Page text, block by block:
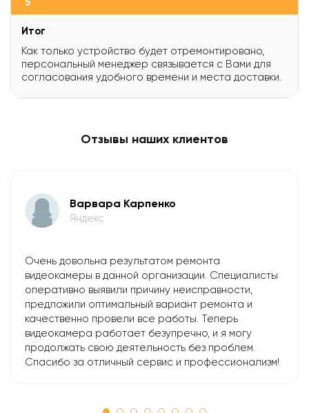
Итог
Как только устройство будет отремонтировано,
персональный менеджер связывается с Вами для
согласования удобного времени и места доставки.
Отзывы наших клиентов
Варвара Карпенко
Яндекс
Очень довольна результатом ремонта
видеокамеры в данной организации. Специалисты
оперативно выявили причину неисправности,
предложили оптимальный вариант ремонта и
качественно провели все работы. Теперь
видеокамера работает безупречно, и я могу
продолжать свою деятельность без проблем.
Спасибо за отличный сервис и профессионализм!